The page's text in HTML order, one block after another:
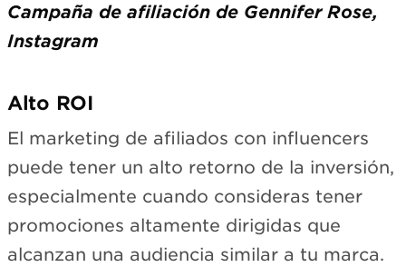
Campaña de afiliación de Gennifer Rose,
Instagram
Alto ROI
El marketing de afiliados con influencers
puede tener un alto retorno de la inversión,
especialmente cuando consideras tener
promociones altamente dirigidas que
alcanzan una audiencia similar a tu marca.